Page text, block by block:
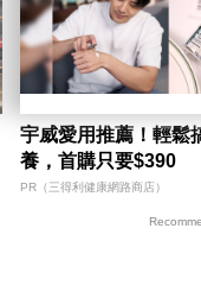
宇威愛用推薦！輕鬆
養，首購只要$390
PR（三得利健康網路商店）